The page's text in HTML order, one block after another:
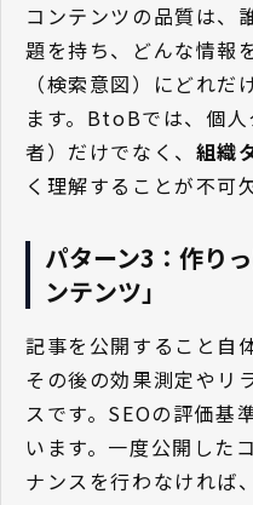
コンテンツの品質は、
題を持ち、どんな情報
（検索意図）にどれだ
ます。BtoBでは、個
者）だけでなく、 組織
く理解することが不可
パターン3：作り
ンテンツ」
記事を公開すること自
その後の効果測定やリ
スです。SEOの評価基
います。一度公開した
ナンスを行わなければ